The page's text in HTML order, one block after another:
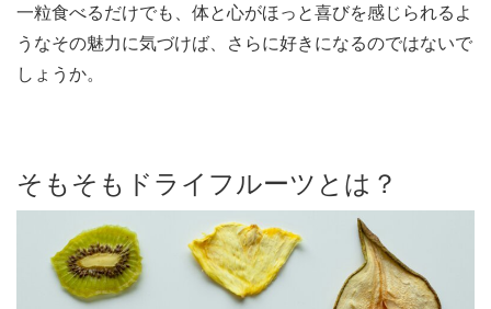
一粒食べるだけでも、体と心がほっと喜びを感じられるよ
うなその魅力に気づけば、さらに好きになるのではないで
しょうか。
そもそもドライフルーツとは？